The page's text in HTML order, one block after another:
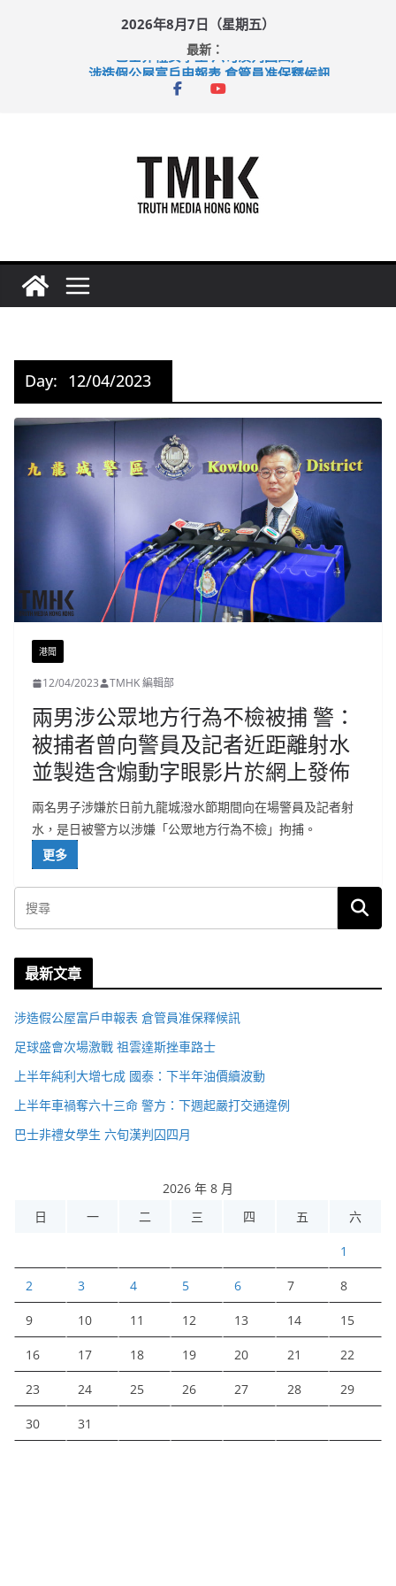
2026年8月7日（星期五）
最新：
巴士非禮女學生 六旬漢判囚四月
涉造假公屋富戶申報表 倉管員准保釋候訊
足球盛會次場激戰 祖雲達斯挫車路士
Day: 12/04/2023
港聞
12/04/2023 TMHK 編輯部
兩男涉公眾地方行為不檢被捕 警：
被捕者曾向警員及記者近距離射水
並製造含煽動字眼影片於網上發佈
兩名男子涉嫌於日前九龍城潑水節期間向在場警員及記者射
水，是日被警方以涉嫌「公眾地方行為不檢」拘捕。
更多
最新文章
涉造假公屋富戶申報表 倉管員准保釋候訊
足球盛會次場激戰 祖雲達斯挫車路士
上半年純利大增七成 國泰：下半年油價續波動
上半年車禍奪六十三命 警方：下週起嚴打交通違例
巴士非禮女學生 六旬漢判囚四月
2026 年 8 月
日
一 二 三 四 五 六
1
2 3 4 5 6 7 8
9 10 11 12 13 14 15
16 17 18 19 20 21 22
23 24 25 26 27 28 29
30 31